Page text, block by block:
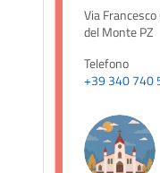
Via
del Monte PZ
Telefono
+39 340 740